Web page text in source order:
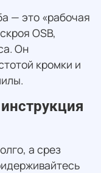
— это «рабочая
OSB,
Он
кромки и
а срез